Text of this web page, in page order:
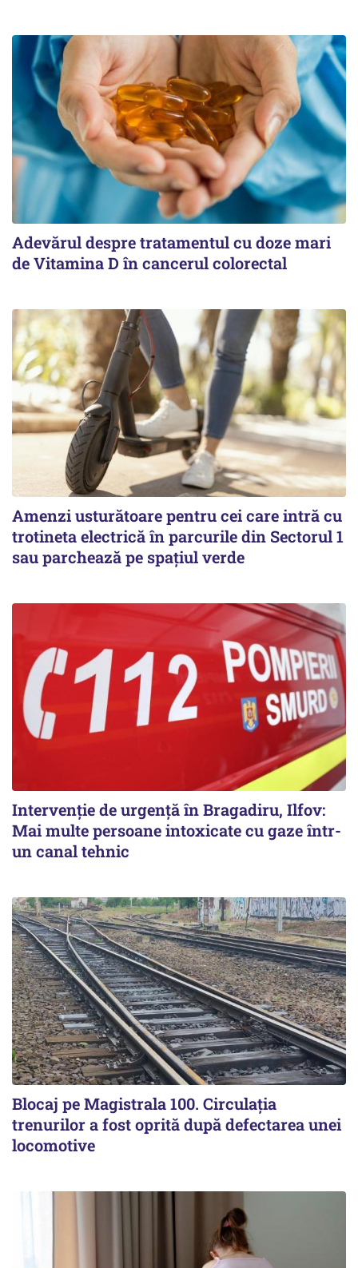
Adevărul despre tratamentul cu doze mari
de Vitamina D în cancerul colorectal
Amenzi usturătoare pentru cei care intră cu
trotineta electrică în parcurile din Sectorul 1
sau parchează pe spațiul verde
Intervenție de urgență în Bragadiru, Ilfov:
Mai multe persoane intoxicate cu gaze într-
un canal tehnic
Blocaj pe Magistrala 100. Circulația
trenurilor a fost oprită după defectarea unei
locomotive